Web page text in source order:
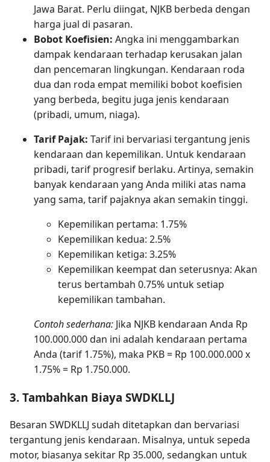
Jawa Barat. Perlu diingat, NJKB berbeda dengan
harga jual di pasaran.
Bobot Koefisien: Angka ini menggambarkan
dampak kendaraan terhadap kerusakan jalan
dan pencemaran lingkungan. Kendaraan roda
dua dan roda empat memiliki bobot koefisien
yang berbeda, begitu juga jenis kendaraan
(pribadi, umum, niaga).
Tarif Pajak: Tarif ini bervariasi tergantung jenis
kendaraan dan kepemilikan. Untuk kendaraan
pribadi, tarif progresif berlaku. Artinya, semakin
banyak kendaraan yang Anda miliki atas nama
yang sama, tarif pajaknya akan semakin tinggi.
Kepemilikan pertama: 1.75%
Kepemilikan kedua: 2.5%
Kepemilikan ketiga: 3.25%
Kepemilikan keempat dan seterusnya: Akan
terus bertambah 0.75% untuk setiap
kepemilikan tambahan.
Contoh sederhana: Jika NJKB kendaraan Anda Rp
100.000.000 dan ini adalah kendaraan pertama
Anda (tarif 1.75%), maka PKB = Rp 100.000.000 x
1.75% = Rp 1.750.000.
3. Tambahkan Biaya SWDKLLJ
Besaran SWDKLLJ sudah ditetapkan dan bervariasi
tergantung jenis kendaraan. Misalnya, untuk sepeda
motor, biasanya sekitar Rp 35.000, sedangkan untuk